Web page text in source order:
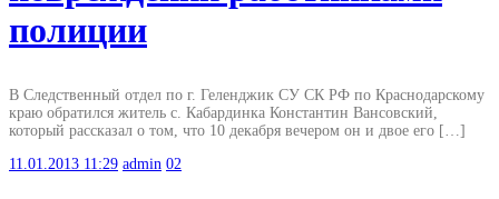
полиции
В Следственный отдел по г. Геленджик СУ СК РФ по Краснодарскому
краю обратился житель с. Кабардинка Константин Вансовский,
который рассказал о том, что 10 декабря вечером он и двое его […]
11.01.2013 11:29 admin 02